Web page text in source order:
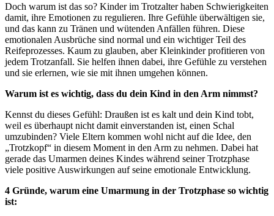
Doch warum ist das so? Kinder im Trotzalter haben Schwierigkeiten
damit, ihre Emotionen zu regulieren. Ihre Gefühle überwältigen sie,
und das kann zu Tränen und wütenden Anfällen führen. Diese
emotionalen Ausbrüche sind normal und ein wichtiger Teil des
Reifeprozesses. Kaum zu glauben, aber Kleinkinder profitieren von
jedem Trotzanfall. Sie helfen ihnen dabei, ihre Gefühle zu verstehen
und sie erlernen, wie sie mit ihnen umgehen können.
Warum ist es wichtig, dass du dein Kind in den Arm nimmst?
Kennst du dieses Gefühl: Draußen ist es kalt und dein Kind tobt,
weil es überhaupt nicht damit einverstanden ist, einen Schal
umzubinden? Viele Eltern kommen wohl nicht auf die Idee, den
„Trotzkopf“ in diesem Moment in den Arm zu nehmen. Dabei hat
gerade das Umarmen deines Kindes während seiner Trotzphase
viele positive Auswirkungen auf seine emotionale Entwicklung.
4 Gründe, warum eine Umarmung in der Trotzphase so wichtig
ist: